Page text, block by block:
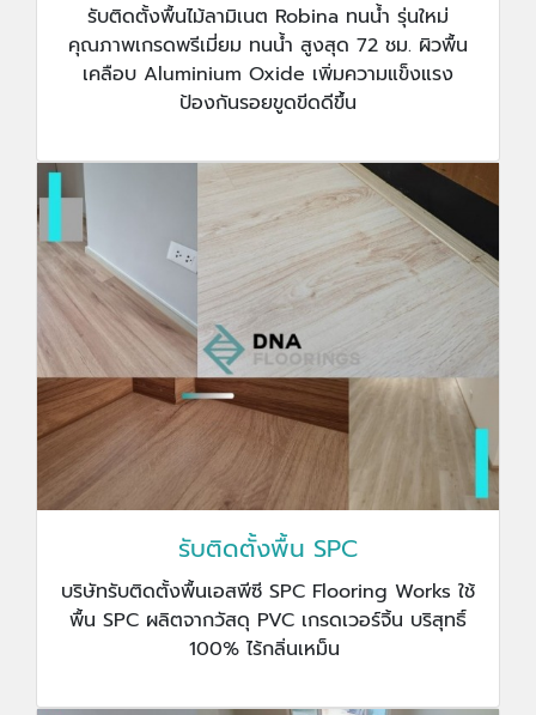
รับติดตั้งพื้นไม้ลามิเนต Robina ทนน้ำ รุ่นใหม่
คุณภาพเกรดพรีเมี่ยม ทนน้ำ สูงสุด 72 ชม. ผิวพื้น
เคลือบ Aluminium Oxide เพิ่มความแข็งแรง
ป้องกันรอยขูดขีดดีขึ้น
รับติดตั้งพื้น SPC
บริษัทรับติดตั้งพื้นเอสพีซี SPC Flooring Works ใช้
พื้น SPC ผลิตจากวัสดุ PVC เกรดเวอร์จิ้น บริสุทธิ์
100% ไร้กลิ่นเหม็น